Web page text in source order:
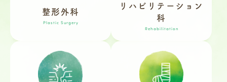
整形外科
Plastic Surgery
リハビリテーション
科
Rehabilitation